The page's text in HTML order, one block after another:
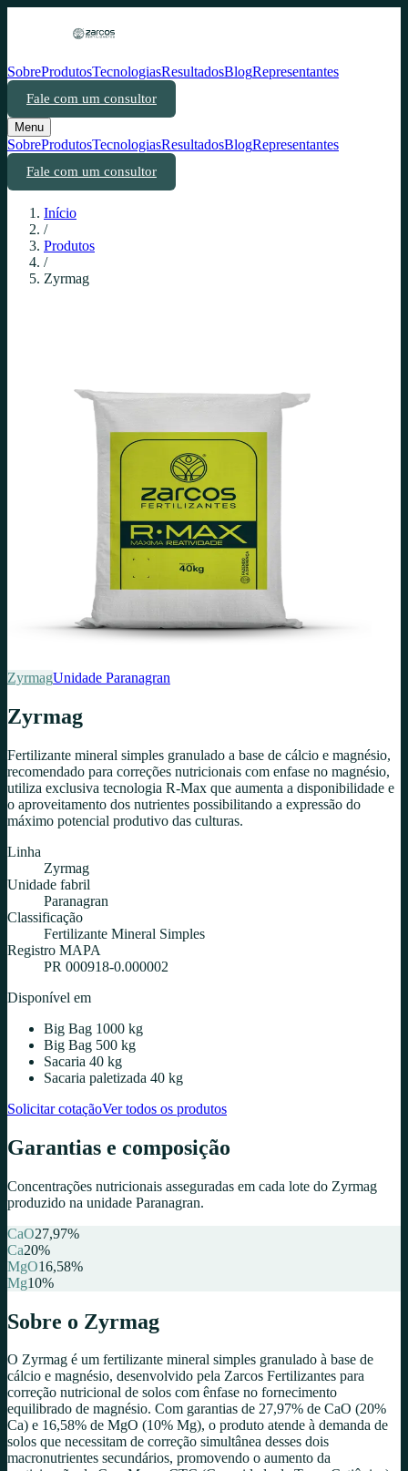
SobreProdutosTecnologiasResultadosBlogRepresentantes
Fale com um consultor
Menu
SobreProdutosTecnologiasResultadosBlogRepresentantes
Fale com um consultor
Início
/
Produtos
/
Zyrmag
ZyrmagUnidade Paranagran
Zyrmag
Fertilizante mineral simples granulado a base de cálcio e magnésio,
recomendado para correções nutricionais com enfase no magnésio,
utiliza exclusiva tecnologia R-Max que aumenta a disponibilidade e
o aproveitamento dos nutrientes possibilitando a expressão do
máximo potencial produtivo das culturas.
Linha
Zyrmag
Unidade fabril
Paranagran
Classificação
Fertilizante Mineral Simples
Registro MAPA
PR 000918-0.000002
Disponível em
Big Bag 1000 kg
Big Bag 500 kg
Sacaria 40 kg
Sacaria paletizada 40 kg
Solicitar cotaçãoVer todos os produtos
Garantias e composição
Concentrações nutricionais asseguradas em cada lote do Zyrmag
produzido na unidade Paranagran.
CaO27,97%
Ca20%
MgO16,58%
Mg10%
Sobre o Zyrmag
O Zyrmag é um fertilizante mineral simples granulado à base de
cálcio e magnésio, desenvolvido pela Zarcos Fertilizantes para
correção nutricional de solos com ênfase no fornecimento
equilibrado de magnésio. Com garantias de 27,97% de CaO (20%
Ca) e 16,58% de MgO (10% Mg), o produto atende à demanda de
solos que necessitam de correção simultânea desses dois
macronutrientes secundários, promovendo o aumento da